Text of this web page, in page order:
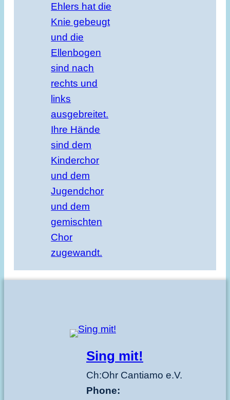
Sing mit!
Ch:Ohr Cantiamo e.V.
Phone: